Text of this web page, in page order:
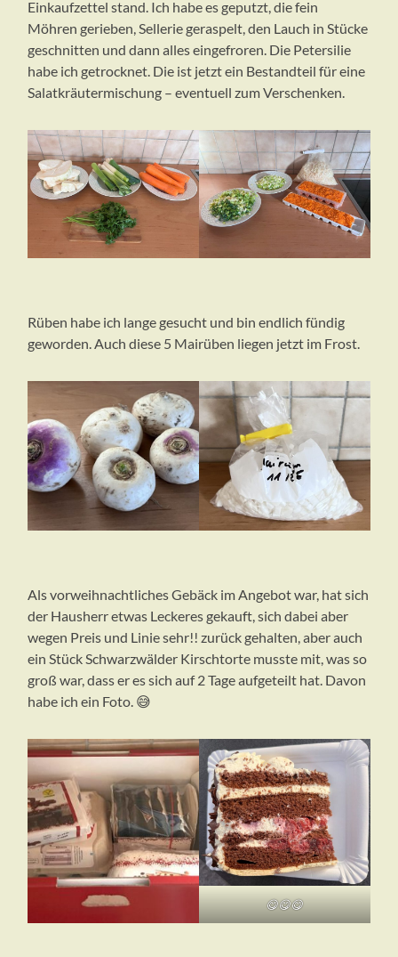
Einkaufzettel stand. Ich habe es geputzt, die fein
Möhren gerieben, Sellerie geraspelt, den Lauch in Stücke
geschnitten und dann alles eingefroren. Die Petersilie
habe ich getrocknet. Die ist jetzt ein Bestandteil für eine
Salatkräutermischung – eventuell zum Verschenken.
Rüben habe ich lange gesucht und bin endlich fündig
geworden. Auch diese 5 Mairüben liegen jetzt im Frost.
Als vorweihnachtliches Gebäck im Angebot war, hat sich
der Hausherr etwas Leckeres gekauft, sich dabei aber
wegen Preis und Linie sehr!! zurück gehalten, aber auch
ein Stück Schwarzwälder Kirschtorte musste mit, was so
groß war, dass er es sich auf 2 Tage aufgeteilt hat. Davon
habe ich ein Foto. 😅
😋😋😋